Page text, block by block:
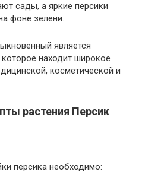
сады, а яркие персики
фоне зелени.
является
находит широкое
косметической и
растения Персик
персика необходимо: